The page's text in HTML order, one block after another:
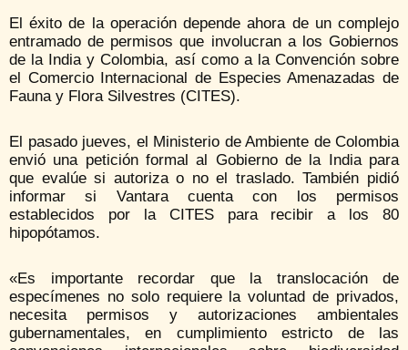
El éxito de la operación depende ahora de un complejo
entramado de permisos que involucran a los Gobiernos
de la India y Colombia, así como a la Convención sobre
el Comercio Internacional de Especies Amenazadas de
Fauna y Flora Silvestres (CITES).
El pasado jueves, el Ministerio de Ambiente de Colombia
envió una petición formal al Gobierno de la India para
que evalúe si autoriza o no el traslado. También pidió
informar si Vantara cuenta con los permisos
establecidos por la CITES para recibir a los 80
hipopótamos.
«Es importante recordar que la translocación de
especímenes no solo requiere la voluntad de privados,
necesita permisos y autorizaciones ambientales
gubernamentales, en cumplimiento estricto de las